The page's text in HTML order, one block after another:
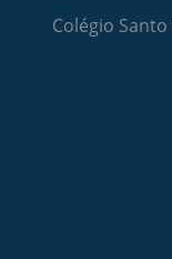
Colégio Santo